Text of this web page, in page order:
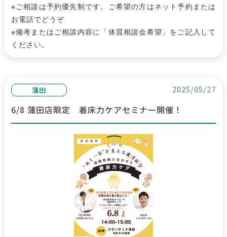
※ご相談は予約優先制です。ご希望の方はネット予約または
お電話でどうぞ
※備考またはご相談内容に「体質相談会希望」をご記入して
ください。
蒲田 2025/05/27
6/8 蒲田店限定 着床力ケアセミナー開催！